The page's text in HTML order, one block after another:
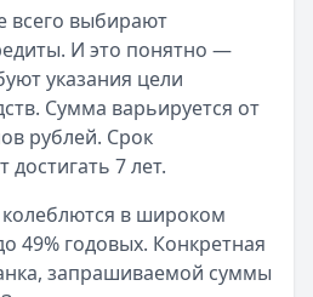
банкротства в 2025 году
сложности с выплатой
2025 г.
что изменится с 1
обязательную паузу
2025 г.
всего выбирают
И это понятно —
указания цели
Сумма варьируется от
рублей. Срок
7 лет.
в широком
49% годовых. Конкретная
запрашиваемой суммы